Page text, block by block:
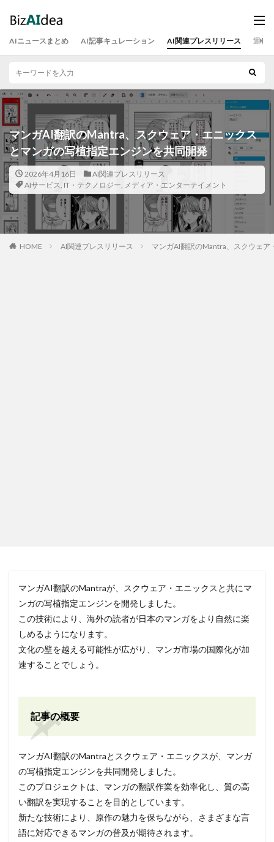
AIニュースまとめ AI記事キュレーション AI関連プレスリリース 運営
マンガAI翻訳のMantra、スクウェア・エニックス
とマンガの写植指定エンジンを共同開発
2026年4月16日
AI関連プレスリリース
AIサービス, IT・テクノロジー, メディア・エンターテイメント
HOME AI関連プレスリリース マンガAI翻訳のMantra、スクウェ
マンガAI翻訳のMantraが、スクウェア・エニックスと共にマ
ンガの写植指定エンジンを開発しました。
この技術により、海外の読者が日本のマンガをより自然に楽
しめるようになります。
文化の壁を越える可能性が広がり、マンガ市場の国際化が加
速することでしょう。
記事の概要
マンガAI翻訳のMantraとスクウェア・エニックスが、マンガ
の写植指定エンジンを共同開発しました。
このプロジェクトは、マンガの翻訳作業を効率化し、質の高
い翻訳を実現することを目的としています。
新たな技術により、原作の魅力を保ちながら、さまざまな言
語に対応できるマンガの普及が期待されます。